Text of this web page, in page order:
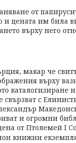
от
и цената им била
върху него
макар че
върху
каталогизиране
с
и огромни
от Птолемей І
книжни